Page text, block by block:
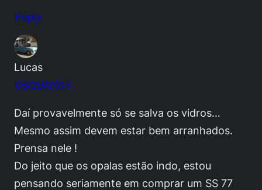
Reply
Lucas
06/29/2015
Daí provavelmente só se salva os vidros…
Mesmo assim devem estar bem arranhados.
Prensa nele !
Do jeito que os opalas estão indo, estou
pensando seriamente em comprar um SS 77